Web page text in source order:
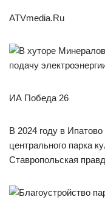
ATVmedia.Ru
ИА Победа 26
В 2024 году в
центрального парка
Ставропольская